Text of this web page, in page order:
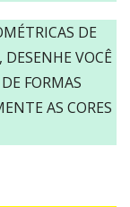
DE
VOCÊ
FORMAS
AS CORES